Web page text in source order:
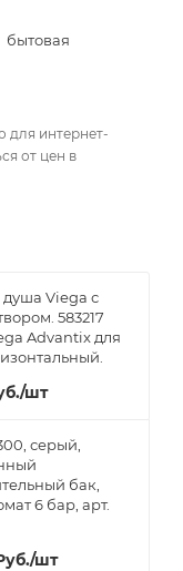
бытовая
для интернет-
от цен в
Viega с
583217
Advantix для
/шт
серый,
бак,
6 бар, арт.
/шт